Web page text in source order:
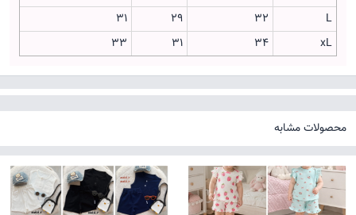
L
۳۲ ۲۹
۳۱
xL
۳۴ ۳۱ ۳۳
محصولات مشابه